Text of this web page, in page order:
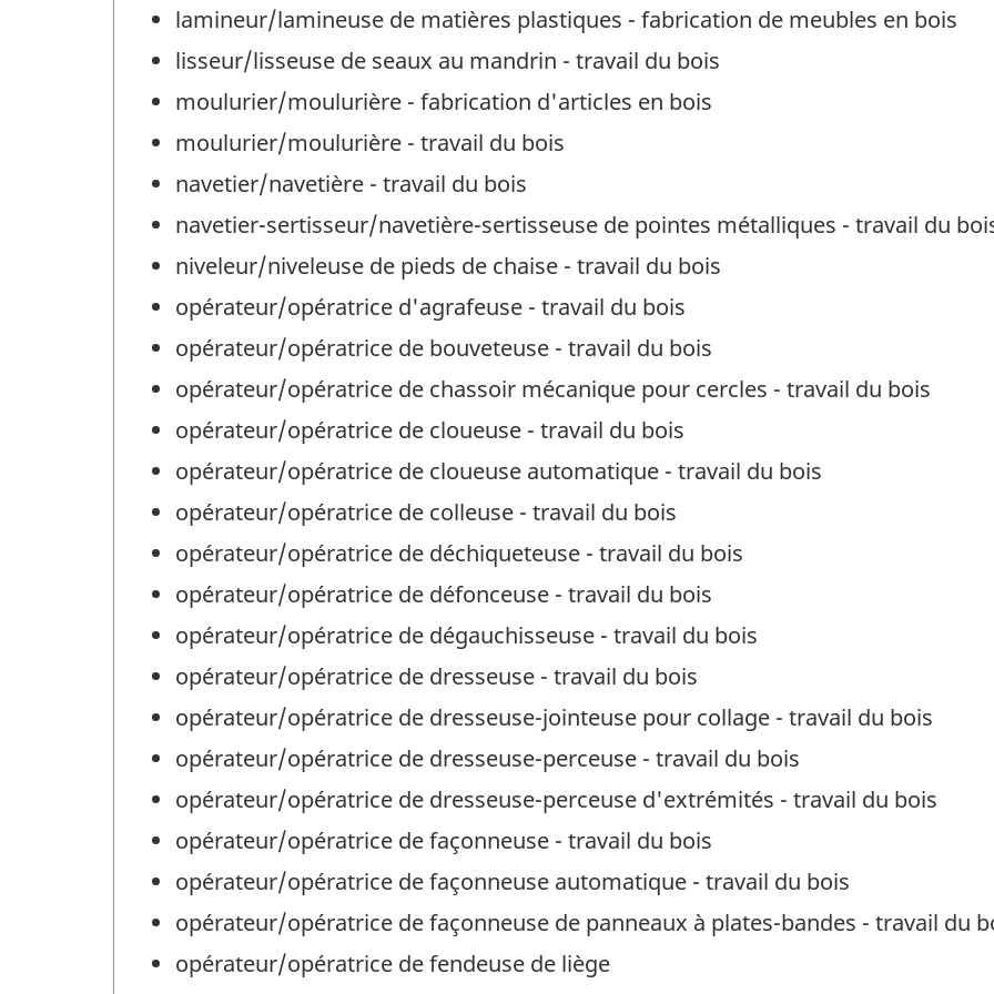
lamineur/lamineuse de matières plastiques - fabrication de meubles en bois
lisseur/lisseuse de seaux au mandrin - travail du bois
moulurier/moulurière - fabrication d'articles en bois
moulurier/moulurière - travail du bois
navetier/navetière - travail du bois
navetier-sertisseur/navetière-sertisseuse de pointes métalliques - travail du
niveleur/niveleuse de pieds de chaise - travail du bois
opérateur/opératrice d'agrafeuse - travail du bois
opérateur/opératrice de bouveteuse - travail du bois
opérateur/opératrice de chassoir mécanique pour cercles - travail du bois
opérateur/opératrice de cloueuse - travail du bois
opérateur/opératrice de cloueuse automatique - travail du bois
opérateur/opératrice de colleuse - travail du bois
opérateur/opératrice de déchiqueteuse - travail du bois
opérateur/opératrice de défonceuse - travail du bois
opérateur/opératrice de dégauchisseuse - travail du bois
opérateur/opératrice de dresseuse - travail du bois
opérateur/opératrice de dresseuse-jointeuse pour collage - travail du bois
opérateur/opératrice de dresseuse-perceuse - travail du bois
opérateur/opératrice de dresseuse-perceuse d'extrémités - travail du bois
opérateur/opératrice de façonneuse - travail du bois
opérateur/opératrice de façonneuse automatique - travail du bois
opérateur/opératrice de façonneuse de panneaux à plates-bandes - travail du
opérateur/opératrice de fendeuse de liège